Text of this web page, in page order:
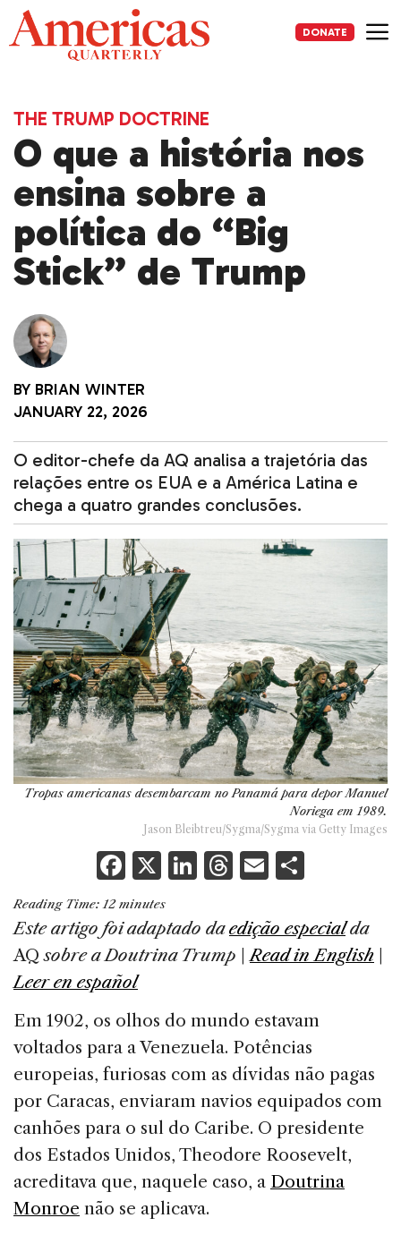
Skip
to
content
DONATE
THE TRUMP DOCTRINE
O que a história nos
ensina sobre a
política do “Big
Stick” de Trump
BY BRIAN WINTER
JANUARY 22, 2026
O editor-chefe da AQ analisa a trajetória das
relações entre os EUA e a América Latina e
chega a quatro grandes conclusões.
Tropas americanas desembarcam no Panamá para depor Manuel
Noriega em 1989.
Jason Bleibtreu/Sygma/Sygma via Getty Images
F
a
c
e
b
o
o
k
X Li
k
e
n
T
re
a
s
E
ai
l
ar
e
Reading Time:12 minutes
Este artigofoi adaptado daedição especialda
AQsobre a Doutrina Trump |Read in English
Leer en español
Em 1902, os olhos do mundo estavam
voltados para a Venezuela. Potências
europeias, furiosas com as dívidas não pagas
por Caracas, enviaram navios equipados com
canhões para o sul do Caribe. O presidente
dos Estados Unidos, Theodore Roosevelt,
acreditava que, naquele caso, a Doutrina
Monroe não se aplicava.